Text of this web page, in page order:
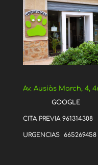
Av. Ausiàs March, 4,
GOOGLE
CITA PREVIA 961314308
URGENCIAS 665269458